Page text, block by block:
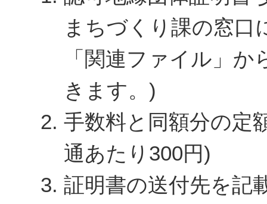
まちづくり課の窓口
「関連ファイル」
きます。)
手数料と同額分の定
通あたり300円)
証明書の送付先を記